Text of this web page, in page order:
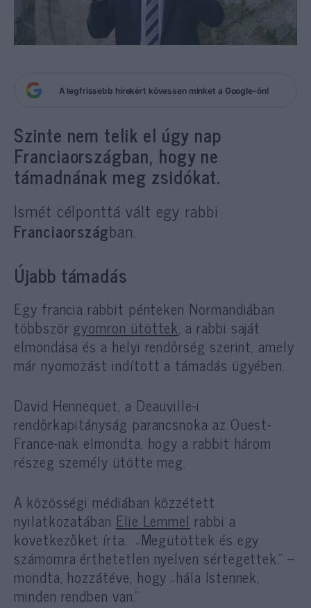
A legfrissebb hírekért kövessen minket a Google-ön!
Szinte nem telik el úgy nap
Franciaországban, hogy ne
támadnának meg zsidókat.
Ismét célponttá vált egy rabbi
Franciaországban.
Újabb támadás
Egy francia rabbit pénteken Normandiában
többször gyomron ütöttek, a rabbi saját
elmondása és a helyi rendőrség szerint, amely
már nyomozást indított a támadás ügyében.
David Hennequet, a Deauville-i
rendőrkapitányság parancsnoka az Ouest-
France-nak elmondta, hogy a rabbit három
részeg személy ütötte meg.
A közösségi médiában közzétett
nyilatkozatában Elie Lemmel rabbi a
következőket írta: „Megütöttek és egy
számomra érthetetlen nyelven sértegettek.” –
mondta, hozzátéve, hogy „hála Istennek,
minden rendben van.”